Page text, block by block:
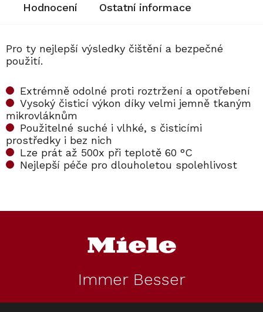
Hodnocení Ostatní informace
Pro ty nejlepší výsledky čištění a bezpečné
použití.
Extrémně odolné proti roztržení a opotřebení
Vysoký čisticí výkon díky velmi jemně tkaným
mikrovláknům
Použitelné suché i vlhké, s čisticími
prostředky i bez nich
Lze prát až 500x při teplotě 60 °C
Nejlepší péče pro dlouholetou spolehlivost
Antibakteriální
utěrka Miele
Sada utěrek Miele
MicroCloth, 3 ks
Immer Besser